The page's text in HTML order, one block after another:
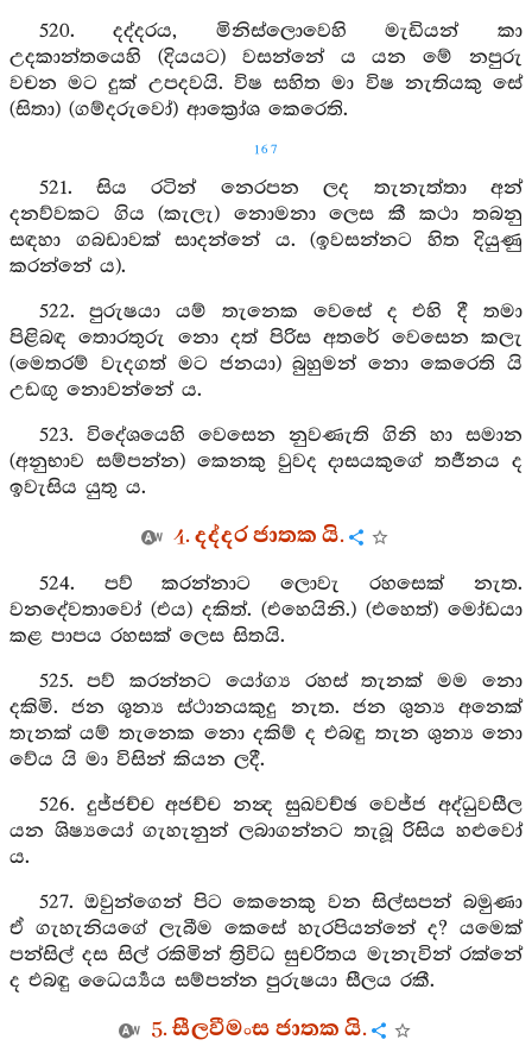
520. දද්දරය, මිනිස්ලොවෙහි මැඩියන් කා
උදකාන්තයෙහි (දියයට) වසන්නේ ය යන මේ නපුරු
වචන මට දුක් උපදවයි. විෂ සහිත මා විෂ නැතියකු සේ
(සිතා) (ගම්දරුවෝ) ආක්‍රෝශ කෙරෙති.
167
521. සිය රටින් නෙරපන ලද තැනැත්තා අන්
දනව්වකට ගිය (කැලැ) නොමනා ලෙස කී කථා තබනු
සඳහා ගබඩාවක් සාදන්නේ ය. (ඉවසන්නට හිත දියුණු
කරන්නේ ය).
522. පුරුෂයා යම් තැනෙක වෙසේ ද එහි දී තමා
පිළිබඳ තොරතුරු නො දත් පිරිස අතරේ වෙසෙන කලැ
(මෙතරම් වැදගත් මට ජනයා) බුහුමන් නො කෙරෙති යි
උඩඟු නොවන්නේ ය.
523. විදේශයෙහි වෙසෙන නුවණැති ගිනි හා සමාන
(අනුභාව සම්පන්න) කෙනකු වුවද දාසයකුගේ තර්‍ජනය ද
ඉවැසිය යුතු ය.
4. දද්දර ජාතක යි.
524. පව් කරන්නාට ලොවැ රහසෙක් නැත.
වනදේවතාවෝ (එය) දකිත්. (එහෙයිනි.) (එහෙත්) මෝඩයා
කළ පාපය රහසක් ලෙස සිතයි.
525. පව් කරන්නට යෝග්‍ය රහස් තැනක් මම නො
දකිමි. ජන ශූන්‍ය ස්ථානයකුදු නැත. ජන ශුන්‍ය අනෙක්
තැනක් යම් තැනෙක නො දකිම් ද එබඳු තැන ශුන්‍ය නො
වේය යි මා විසින් කියන ලදී.
526. දුජ්ජච්ච අජච්ච නන්‍ද සුඛවච්ඡ වෙජ්ජ අද්ධුවසීල
යන ශිෂ්‍යයෝ ගැහැනුන් ලබාගන්නට තැබූ රිසිය හළුවෝ
ය.
527. ඔවුන්ගෙන් පිට කෙනෙකු වන සිල්සපන් බමුණා
ඒ ගැහැනියගේ ලැබීම කෙසේ හැරපියන්නේ ද? යමෙක්
පන්සිල් දස සිල් රකිමින් ත්‍රිවිධ සුචරිතය මැනැවින් රක්නේ
ද එබඳු ධෛර්‍ය්‍යය සම්පන්න පුරුෂයා සීලය රකී.
5. සීලවීමංස ජාතක යි.